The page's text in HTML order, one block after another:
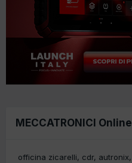
MECCATRONICI Online
officina zicarelli cdr autronix